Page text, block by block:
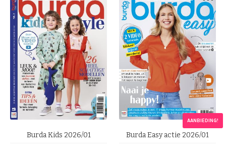
Burda Kids 2026/01 Burda Easy actie 2026/01
AANBIEDING!